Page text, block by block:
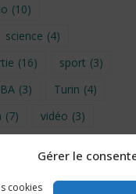
Gérer le
cookies
(10)
science (4)
(16) sport (3)
(3) Turin (4)
(7) vidéo (3)